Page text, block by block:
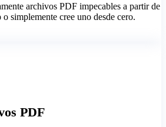
archivos PDF impecables a partir de
simplemente cree uno desde cero.
PDF